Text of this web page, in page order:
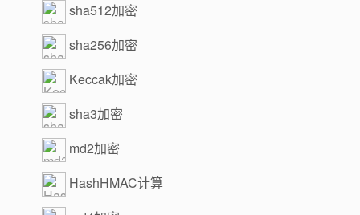
sha512加密
sha256加密
Keccak加密
sha3加密
md2加密
HashHMAC计算